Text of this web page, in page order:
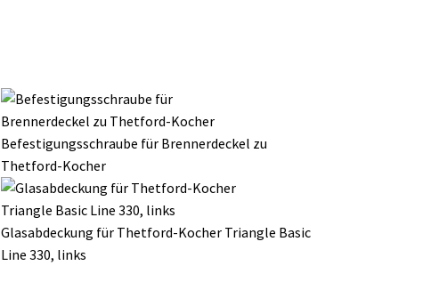
Befestigungsschraube für Brennerdeckel zu
Thetford-Kocher
Glasabdeckung für Thetford-Kocher Triangle Basic
Line 330, links